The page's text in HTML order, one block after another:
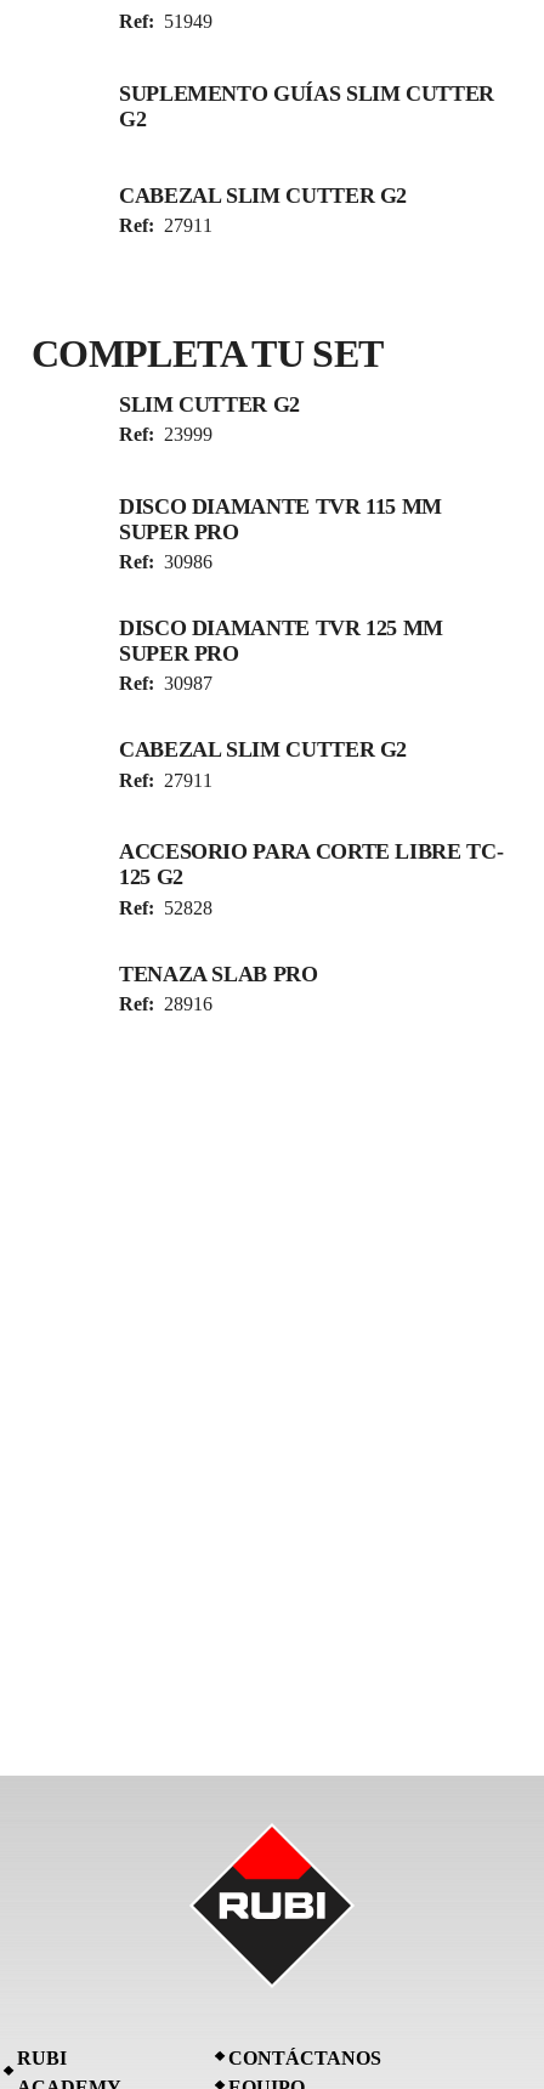
Ref: 51949
SUPLEMENTO GUÍAS SLIM CUTTER
G2
CABEZAL SLIM CUTTER G2
Ref: 27911
COMPLETA TU SET
SLIM CUTTER G2
Ref: 23999
DISCO DIAMANTE TVR 115 MM
SUPER PRO
Ref: 30986
DISCO DIAMANTE TVR 125 MM
SUPER PRO
Ref: 30987
CABEZAL SLIM CUTTER G2
Ref: 27911
ACCESORIO PARA CORTE LIBRE TC-
125 G2
Ref: 52828
TENAZA SLAB PRO
Ref: 28916
RUBI
CONTÁCTANOS